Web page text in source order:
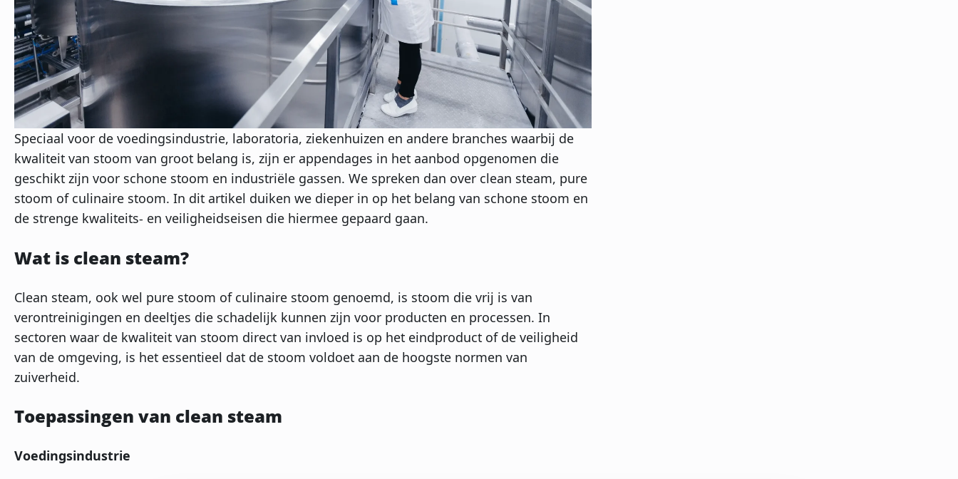
Speciaal voor de voedingsindustrie, laboratoria, ziekenhuizen en andere branches waarbij de
kwaliteit van stoom van groot belang is, zijn er appendages in het aanbod opgenomen die
geschikt zijn voor schone stoom en industriële gassen. We spreken dan over clean steam, pure
stoom of culinaire stoom. In dit artikel duiken we dieper in op het belang van schone stoom en
de strenge kwaliteits- en veiligheidseisen die hiermee gepaard gaan.
Wat is clean steam?
Clean steam, ook wel pure stoom of culinaire stoom genoemd, is stoom die vrij is van
verontreinigingen en deeltjes die schadelijk kunnen zijn voor producten en processen. In
sectoren waar de kwaliteit van stoom direct van invloed is op het eindproduct of de veiligheid
van de omgeving, is het essentieel dat de stoom voldoet aan de hoogste normen van
zuiverheid.
Toepassingen van clean steam
Voedingsindustrie